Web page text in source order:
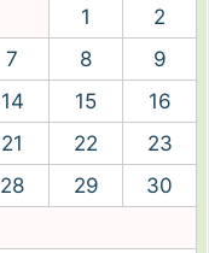
1
2
7 8
9
14 15
16
21 22
23
28 29
30